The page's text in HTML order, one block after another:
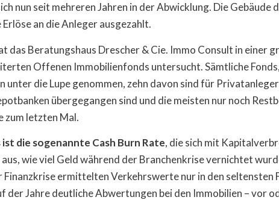
nun seit mehreren Jahren in der Abwicklung. Die Gebäude
an die Anleger ausgezahlt.
das Beratungshaus Drescher & Cie. Immo Consult in einer
Offenen Immobilienfonds untersucht. Sämtliche
unter die Lupe genommen, zehn davon sind für
übergegangen sind und die meisten nur noch
zum letzten Mal.
die sogenannte Cash Burn Rate, die sich mit
wie viel Geld während der Branchenkrise vernichtet
ermittelten Verkehrswerte nur in den seltensten
der Jahre deutliche Abwertungen bei den Immobilien – vor